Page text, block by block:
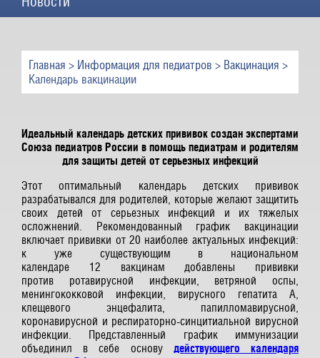
Главная > Информация для педиатров > Вакцинация >
Календарь вакцинации
Идеальный календарь детских прививок создан экспертами
Союза педиатров России в помощь педиатрам и родителям
для защиты детей от серьезных инфекций
Этот оптимальный календарь детских прививок
разрабатывался для родителей, которые желают защитить
своих детей от серьезных инфекций и их тяжелых
осложнений. Рекомендованный график вакцинации
включает прививки от 20 наиболее актуальных инфекций:
к уже существующим в национальном
календаре 12 вакцинам добавлены прививки
против ротавирусной инфекции, ветряной оспы,
менингококковой инфекции, вирусного гепатита А,
клещевого энцефалита, папилломавирусной,
коронавирусной и респираторно-синцитиальной вирусной
инфекции. Представленный график иммунизации
объединил в себе основу действующего календаря